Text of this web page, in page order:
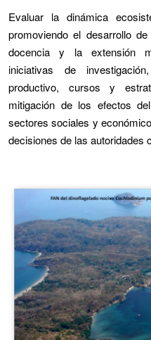
Evaluar la dinámica
promoviendo el desarrollo
docencia y la extensión
iniciativas de
productivo, cursos y
mitigación de los efectos
sectores sociales y
decisiones de las autoridades